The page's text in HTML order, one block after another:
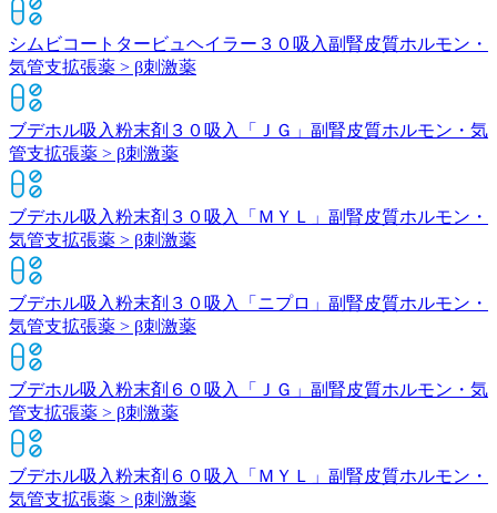
シムビコートタービュヘイラー３０吸入副腎皮質ホルモン・
気管支拡張薬 > β刺激薬
ブデホル吸入粉末剤３０吸入「ＪＧ」 副腎皮質ホルモン・気
管支拡張薬 > β刺激薬
ブデホル吸入粉末剤３０吸入「ＭＹＬ」 副腎皮質ホルモン・
気管支拡張薬 > β刺激薬
ブデホル吸入粉末剤３０吸入「ニプロ」 副腎皮質ホルモン・
気管支拡張薬 > β刺激薬
ブデホル吸入粉末剤６０吸入「ＪＧ」 副腎皮質ホルモン・気
管支拡張薬 > β刺激薬
ブデホル吸入粉末剤６０吸入「ＭＹＬ」 副腎皮質ホルモン・
気管支拡張薬 > β刺激薬